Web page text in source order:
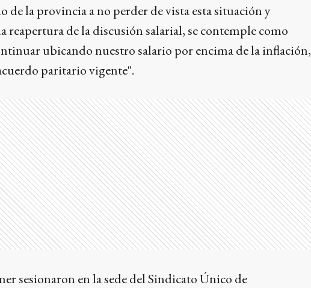
de la provincia a no perder de vista esta situación y
reapertura de la discusión salarial, se contemple como
ubicando nuestro salario por encima de la inflación,
paritario vigente".
sesionaron en la sede del Sindicato Único de